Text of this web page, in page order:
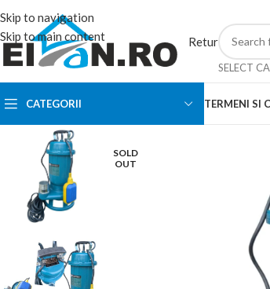
Skip to navigation
Skip to main content
Retur
SELECT
CATEGORII TERMENI SI
SOLD
OUT